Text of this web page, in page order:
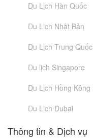
Du Lịch Hàn Quốc
Du Lịch Nhật Bản
Du Lịch Trung Quốc
Du lịch Singapore
Du Lịch Hồng Kông
Du Lịch Dubai
Thông tin & Dịch vụ